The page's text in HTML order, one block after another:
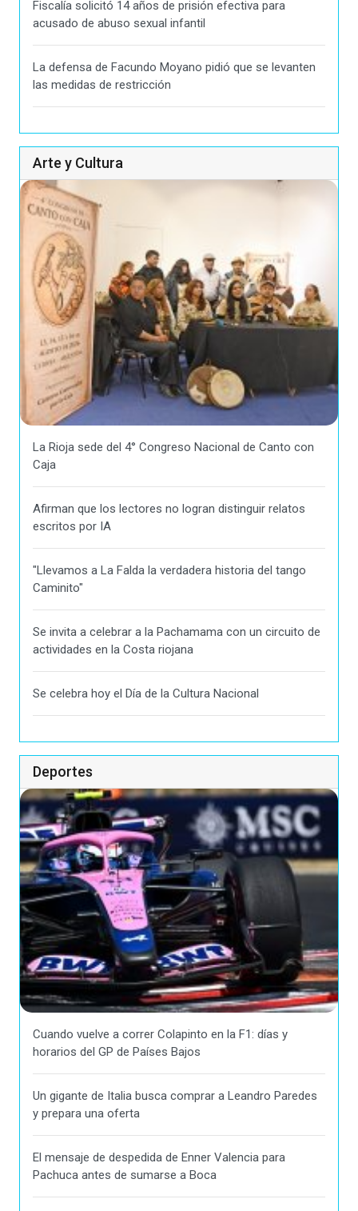
Fiscalía solicitó 14 años de prisión efectiva para
acusado de abuso sexual infantil
La defensa de Facundo Moyano pidió que se levanten
las medidas de restricción
Arte y Cultura
La Rioja sede del 4° Congreso Nacional de Canto con
Caja
Afirman que los lectores no logran distinguir relatos
escritos por IA
"Llevamos a La Falda la verdadera historia del tango
Caminito"
Se invita a celebrar a la Pachamama con un circuito de
actividades en la Costa riojana
Se celebra hoy el Día de la Cultura Nacional
Deportes
Cuando vuelve a correr Colapinto en la F1: días y
horarios del GP de Países Bajos
Un gigante de Italia busca comprar a Leandro Paredes
y prepara una oferta
El mensaje de despedida de Enner Valencia para
Pachuca antes de sumarse a Boca